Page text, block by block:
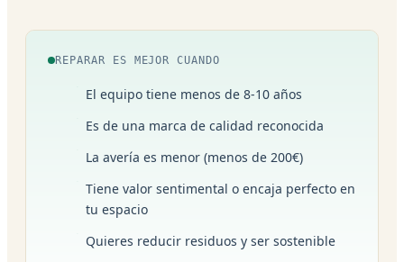
REPARAR ES MEJOR CUANDO
El equipo tiene menos de 8-10 años
Es de una marca de calidad reconocida
La avería es menor (menos de 200€)
Tiene valor sentimental o encaja perfecto en
tu espacio
Quieres reducir residuos y ser sostenible